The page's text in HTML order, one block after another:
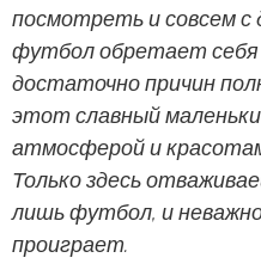
посмотреть и совсем с
футбол обретает себя
достаточно причин
этот славный
атмосферой и
Только здесь
лишь футбол, и
проиграет.